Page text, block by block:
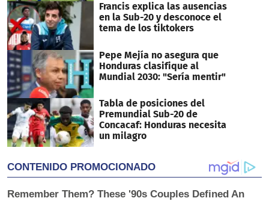
Francis explica las ausencias
en la Sub-20 y desconoce el
tema de los tiktokers
Pepe Mejía no asegura que
Honduras clasifique al
Mundial 2030: "Sería mentir"
Tabla de posiciones del
Premundial Sub-20 de
Concacaf: Honduras necesita
un milagro